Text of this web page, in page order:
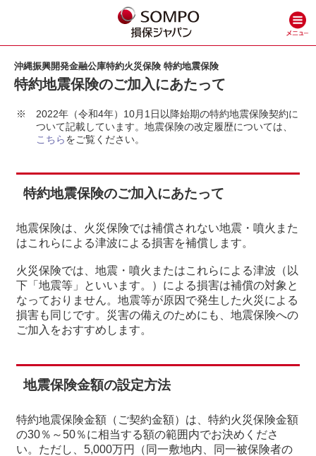
沖縄振興開発金融公庫特約火災保険 特約地震保険
特約地震保険のご加入にあたって
※
2022年（令和4年）10月1日以降始期の特約地震保険契約に
ついて記載しています。地震保険の改定履歴については、
こちらをご覧ください。
特約地震保険のご加入にあたって
地震保険は、火災保険では補償されない地震・噴火また
はこれらによる津波による損害を補償します。
火災保険では、地震・噴火またはこれらによる津波（以
下「地震等」といいます。）による損害は補償の対象と
なっておりません。地震等が原因で発生した火災による
損害も同じです。災害の備えのためにも、地震保険への
ご加入をおすすめします。
地震保険金額の設定方法
特約地震保険金額（ご契約金額）は、特約火災保険金額
の30％～50％に相当する額の範囲内でお決めくださ
い。ただし、5,000万円（同一敷地内、同一被保険者の